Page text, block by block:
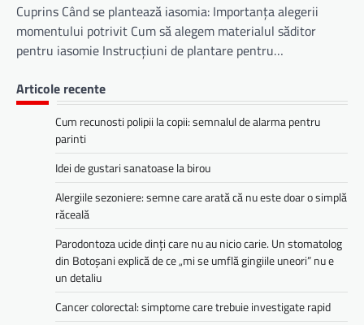
Cuprins Când se plantează iasomia: Importanța alegerii
momentului potrivit Cum să alegem materialul săditor
pentru iasomie Instrucțiuni de plantare pentru…
Articole recente
Cum recunosti polipii la copii: semnalul de alarma pentru
parinti
Idei de gustari sanatoase la birou
Alergiile sezoniere: semne care arată că nu este doar o simplă
răceală
Parodontoza ucide dinți care nu au nicio carie. Un stomatolog
din Botoșani explică de ce „mi se umflă gingiile uneori” nu e
un detaliu
Cancer colorectal: simptome care trebuie investigate rapid